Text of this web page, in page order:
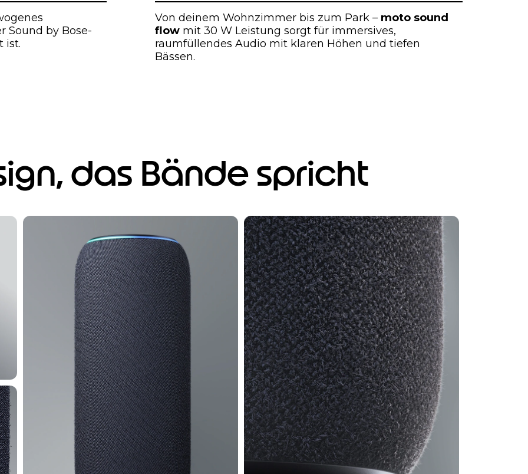
Sound by Bose-
ist.
Von deinem Wohnzimmer bis zum Park – moto sound
flowmit 30 W Leistung sorgt für immersives,
raumfüllendes Audio mit klaren Höhen und tiefen
Bässen.
das Bände spricht